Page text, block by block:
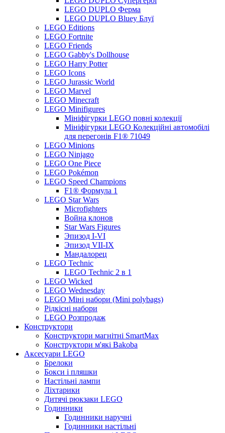
LEGO DUPLO Ферма
LEGO DUPLO Bluey Блуї
LEGO Editions
LEGO Fortnite
LEGO Friends
LEGO Gabby's Dollhouse
LEGO Harry Potter
LEGO Icons
LEGO Jurassic World
LEGO Marvel
LEGO Minecraft
LEGO Minifigures
Мініфігурки LEGO повні колекції
Мініфігурки LEGO Колекційні автомобілі
для перегонів F1® 71049
LEGO Minions
LEGO Ninjago
LEGO One Piece
LEGO Pokémon
LEGO Speed Champions
F1® Формула 1
LEGO Star Wars
Microfighters
Война клонов
Star Wars Figures
Эпизод I-VI
Эпизод VII-IX
Мандалорец
LEGO Technic
LEGO Technic 2 в 1
LEGO Wicked
LEGO Wednesday
LEGO Міні набори (Mini polybags)
Рідкісні набори
LEGO Розпродаж
Конструктори
Конструктори магнітні SmartMax
Конструктори м'які Bakoba
Аксесуари LEGO
Брелоки
Бокси і пляшки
Настільні лампи
Ліхтарики
Дитячі рюкзаки LEGO
Годинники
Годинники наручні
Годинники настільні